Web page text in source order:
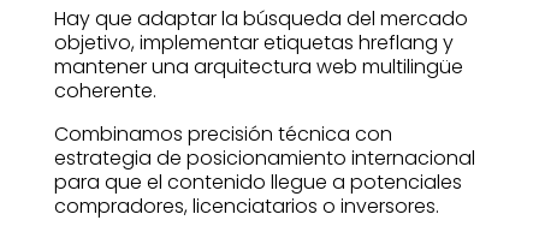
Hay que adaptar la búsqueda del mercado
objetivo, implementar etiquetas hreflang y
mantener una arquitectura web multilingüe
coherente.
Combinamos precisión técnica con
estrategia de posicionamiento internacional
para que el contenido llegue a potenciales
compradores, licenciatarios o inversores.